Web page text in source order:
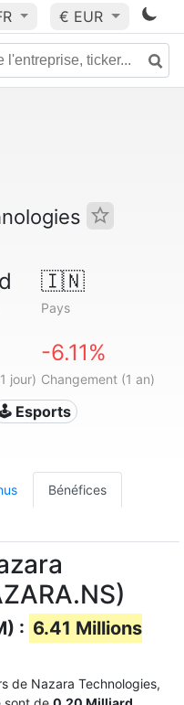
€ EUR
🇮🇳
Pays
jour)
-6.11%
Changement (1 an)
Esports
Bénéfices
: 6.41 Millions
de Nazara Technologies,